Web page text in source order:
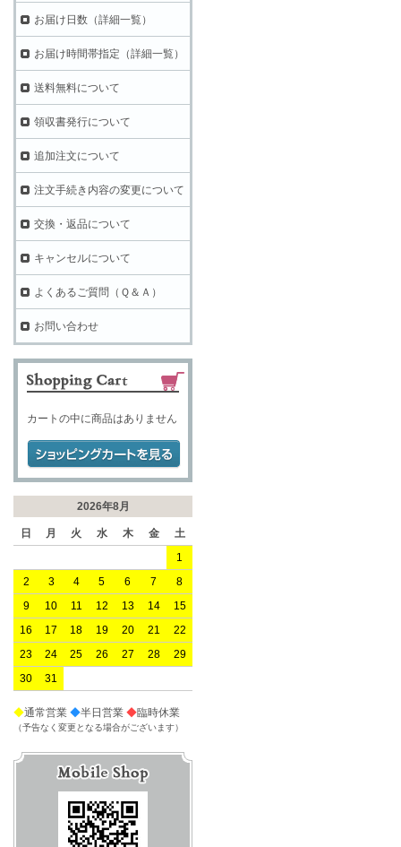
お届け日数（詳細一覧）
お届け時間帯指定（詳細一覧）
送料無料について
領収書発行について
追加注文について
注文手続き内容の変更について
交換・返品について
キャンセルについて
よくあるご質問（Ｑ＆Ａ）
お問い合わせ
カートの中に商品はありません
2026年8月
日 月 火 水 木 金
土
1
2
3 4 5 6 7
8
9
10 11 12 13 14
15
16
17 18 19 20 21
22
23
24 25 26 27 28
29
30
31
◆通常営業 ◆半日営業 ◆臨時休業
（予告なく変更となる場合がございます）